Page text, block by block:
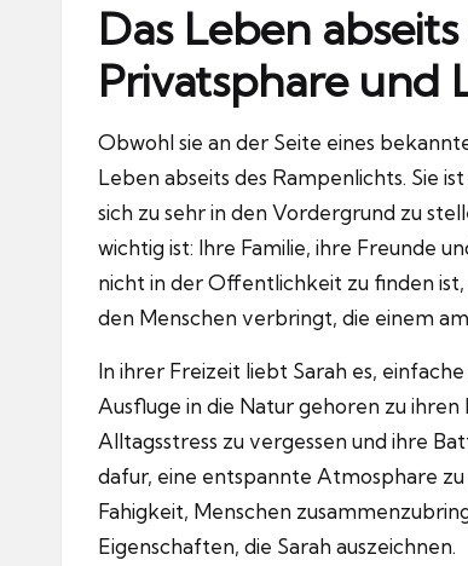
Das Leben
Privatsphare und
Obwohl sie an der Seite eines
Leben abseits des Rampenlichts. Sie
sich zu sehr in den Vordergrund zu
wichtig ist: Ihre Familie, ihre Freunde
nicht in der Offentlichkeit zu finden
den Menschen verbringt, die einem
In ihrer Freizeit liebt Sarah es,
Ausfluge in die Natur gehoren zu
Alltagsstress zu vergessen und ihre
dafur, eine entspannte Atmosphare
Fahigkeit, Menschen
Eigenschaften, die Sarah auszeichnen.